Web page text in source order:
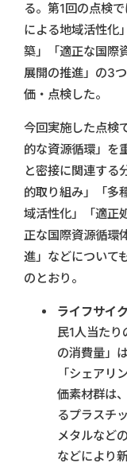
る。第1回の点検
による地域活性化
築」「適正な国際
展開の推進」の3
価・点検した。
今回実施した点検
的な資源循環」を
と密接に関連する
的取り組み」「多
域活性化」「適正
正な国際資源循環
進」などについて
のとおり。
ライフサイ
民1人当たり
の消費量」
「シェアリ
価素材群は
るプラスチ
メタルなど
などにより